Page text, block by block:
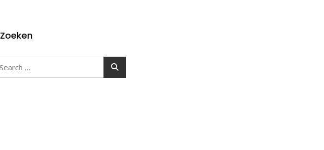
Zoeken